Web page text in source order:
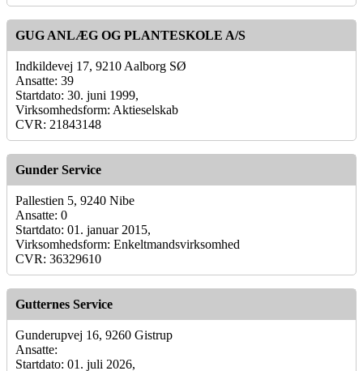
GUG ANLÆG OG PLANTESKOLE A/S
Indkildevej 17, 9210 Aalborg SØ
Ansatte: 39
Startdato: 30. juni 1999,
Virksomhedsform: Aktieselskab
CVR: 21843148
Gunder Service
Pallestien 5, 9240 Nibe
Ansatte: 0
Startdato: 01. januar 2015,
Virksomhedsform: Enkeltmandsvirksomhed
CVR: 36329610
Gutternes Service
Gunderupvej 16, 9260 Gistrup
Ansatte:
Startdato: 01. juli 2026,